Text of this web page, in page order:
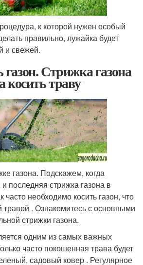
к которой нужен особый
правильно, лужайка будет
и свежей.
газон. Стрижка газона
косить траву
газона. Подскажем, когда
последняя стрижка газона в
часто необходимо косить газон, что
травой . Ознакомитесь с основными
стрижки газона.
одним из самых важных
часто покошенная трава будет
садовый ковер . Регулярное